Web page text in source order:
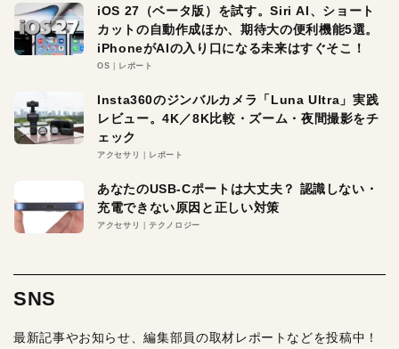
iOS 27（ベータ版）を試す。Siri AI、ショート
カットの自動作成ほか、期待大の便利機能5選。
iPhoneがAIの入り口になる未来はすぐそこ！
OS レポート
Insta360のジンバルカメラ「Luna Ultra」実践
レビュー。4K／8K比較・ズーム・夜間撮影をチ
ェック
アクセサリ レポート
あなたのUSB-Cポートは大丈夫？ 認識しない・
充電できない原因と正しい対策
アクセサリ テクノロジー
SNS
最新記事やお知らせ、編集部員の取材レポートなどを投稿中！